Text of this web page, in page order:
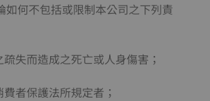
如何不包括或限制本公司之下列責
失而造成之死亡或人身傷害；
者保護法所規定者；